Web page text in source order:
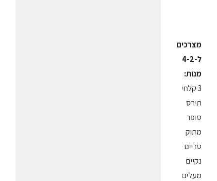
מצרכים
ל-4-2
מנות:
3 קלחי
תירס
סופר
מתוק
טריים
נקיים
מעלים